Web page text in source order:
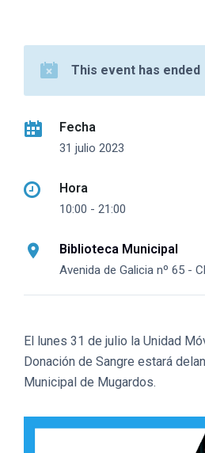
This event has ended
Fecha
31 julio 2023
Hora
10:00 - 21:00
Biblioteca Municipal
Avenida de Galicia nº 65 -
El lunes 31 de julio la Unidad
Donación de Sangre estará
Municipal de Mugardos.